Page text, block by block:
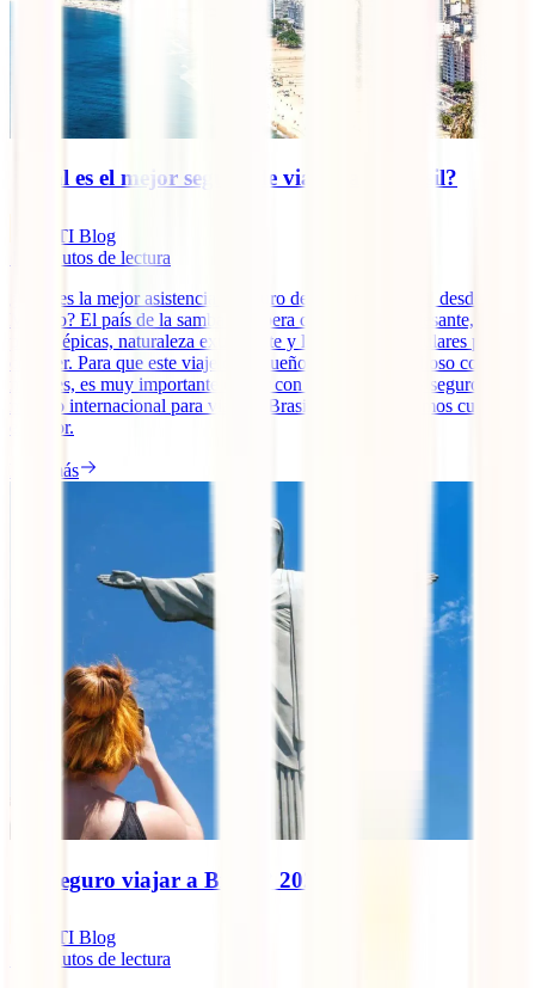
¿Cuál es el mejor seguro de viaje para Brasil?
IATI Blog
minutos de lectura
¿Cuál es la mejor asistencia y seguro de viaje para Brasil desde
México? El país de la samba te espera con un ritmo incesante,
playas épicas, naturaleza exuberante y lugares espectaculares por
conocer. Para que este viaje de ensueño sea tan maravilloso como
mereces, es muy importante contar con una asistencia y seguro
médico internacional para viajar a Brasil. Aquí te contamos cuál es
el mejor.
Leer más
¿Es seguro viajar a Brasil? 2025
IATI Blog
minutos de lectura